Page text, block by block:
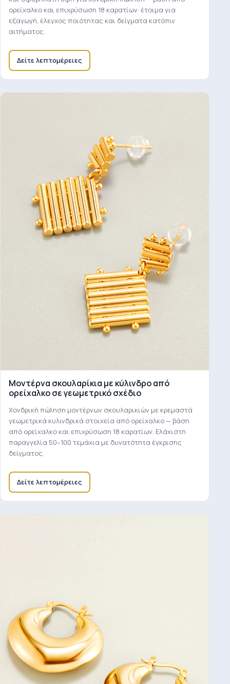
ορείχαλκο και επιχρύσωση 18 καρατίων· έτοιμα για
εξαγωγή, έλεγχος ποιότητας και δείγματα κατόπιν
αιτήματος.
Δείτε λεπτομέρειες
Μοντέρνα σκουλαρίκια με κύλινδρο από
ορείχαλκο σε γεωμετρικό σχέδιο
Χονδρική πώληση μοντέρνων σκουλαρικιών με κρεμαστά
γεωμετρικά κυλινδρικά στοιχεία από ορείχαλκο — βάση
από ορείχαλκο και επιχρύσωση 18 καρατίων. Ελάχιστη
παραγγελία 50–100 τεμάχια με δυνατότητα έγκρισης
δείγματος.
Δείτε λεπτομέρειες